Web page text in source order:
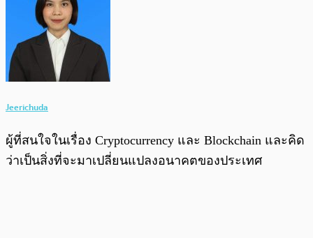
Jeerichuda
ผู้ที่สนใจในเรื่อง Cryptocurrency และ Blockchain และคิด
ว่าเป็นสิ่งที่จะมาเปลี่ยนแปลงอนาคตของประเทศ